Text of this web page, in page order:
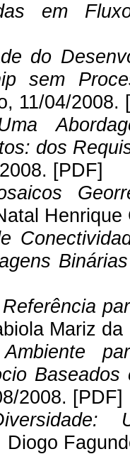
em
do
sem
, 11/04/2008. [
dos
[PDF]
Henrique
Mariz da
Baseados
2008. [PDF]
Diogo